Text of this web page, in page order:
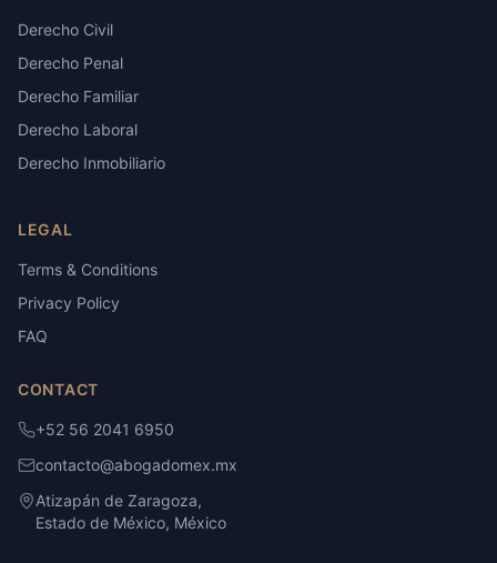
Derecho Civil
Derecho Penal
Derecho Familiar
Derecho Laboral
Derecho Inmobiliario
LEGAL
Terms & Conditions
Privacy Policy
FAQ
CONTACT
+52 56 2041 6950
contacto@abogadomex.mx
Atizapán de Zaragoza,
Estado de México, México